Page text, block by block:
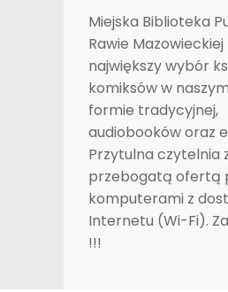
Miejska Biblioteka
Rawie
największy wybór
komiksów w
formie tradycyjnej,
audiobooków oraz
Przytulna czytelnia
przebogatą ofertą
komputerami z
Internetu (Wi-Fi).
!!!